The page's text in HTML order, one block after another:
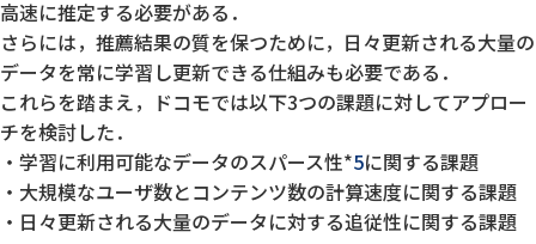
高速に推定する必要がある．
さらには，推薦結果の質を保つために，日々更新される大量の
データを常に学習し更新できる仕組みも必要である．
これらを踏まえ，ドコモでは以下3つの課題に対してアプロー
チを検討した．
学習に利用可能なデータのスパース性*5に関する課題
大規模なユーザ数とコンテンツ数の計算速度に関する課題
日々更新される大量のデータに対する追従性に関する課題